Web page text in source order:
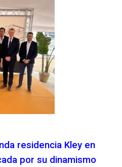
residencia Kley en
por su dinamismo